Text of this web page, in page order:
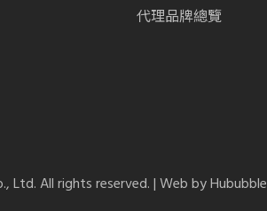
代理品牌總覽
Ltd. All rights reserved. | Web byHububble